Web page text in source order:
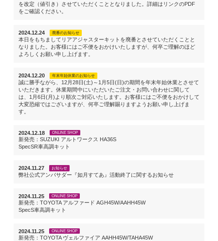
を改定（値引き）させていただくこととなりました。詳細はリンクのPDF
をご確認ください。
2024.12.24 廃番のお知らせ
本日をもちましてリアアジャスターキットを廃番とさせていただくことと
なりました。お客様にはご不便をおかけいたしますが、何卒ご理解のほど
よろしくお願い申し上げます。
2024.12.20 年末年始休業のお知らせ
誠に勝手ながら、12月28日(土)～1月5日(日)の期間を年末年始休業とさせて
いただきます。休業期間中にいただいたご注文・お問い合わせに関して
は、1月6日(月)より順次ご対応いたします。お客様にはご不便をおかけして
大変恐縮ではございますが、何卒ご理解賜りますようお願い申し上げま
す。
2024.12.18 ONLINE SHOP
新発売：SUZUKI アルトワークス HA36S
SpecSR車高調キット
2024.11.27 お知らせ
弊社公式アンバサダー『如月すてあ』活動終了に関するお知らせ
2024.11.25 ONLINE SHOP
新発売：TOYOTA アルファード AGH45W/AAHH45W
SpecS車高調キット
2024.11.25 ONLINE SHOP
新発売：TOYOTA ヴェルファイア AAHH45W/TAHA45W